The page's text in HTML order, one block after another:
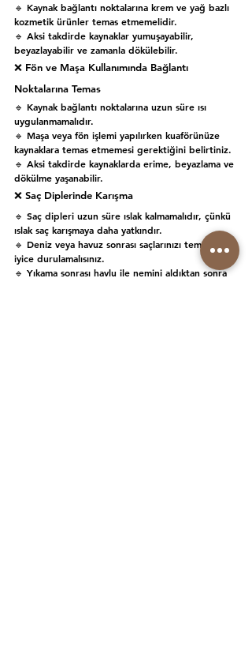
🔹 Kaynak bağlantı noktalarına krem ve yağ bazlı
kozmetik ürünler temas etmemelidir.
🔹 Aksi takdirde kaynaklar yumuşayabilir,
beyazlayabilir ve zamanla dökülebilir.
❌ Fön ve Maşa Kullanımında Bağlantı
Noktalarına Temas
🔹 Kaynak bağlantı noktalarına uzun süre ısı
uygulanmamalıdır.
🔹 Maşa veya fön işlemi yapılırken kuaförünüze
kaynaklara temas etmemesi gerektiğini belirtiniz.
🔹 Aksi takdirde kaynaklarda erime, beyazlama ve
dökülme yaşanabilir.
❌ Saç Diplerinde Karışma
🔹 Saç dipleri uzun süre ıslak kalmamalıdır, çünkü
ıslak saç karışmaya daha yatkındır.
🔹 Deniz veya havuz sonrası saçlarınızı temiz su ile
iyice durulamalısınız.
🔹 Yıkama sonrası havlu ile nemini aldıktan sonra